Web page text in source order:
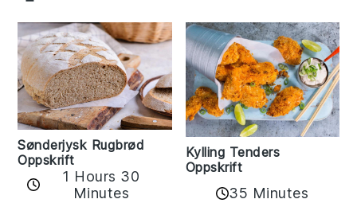
Sønderjysk Rugbrød
Oppskrift
1 Hours 30
Minutes
Kylling Tenders
Oppskrift
35 Minutes